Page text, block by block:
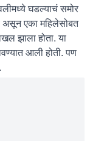
घडल्याचं समोर
असून एका महिलेसोबत
झाला होता. या
आली होती. पण